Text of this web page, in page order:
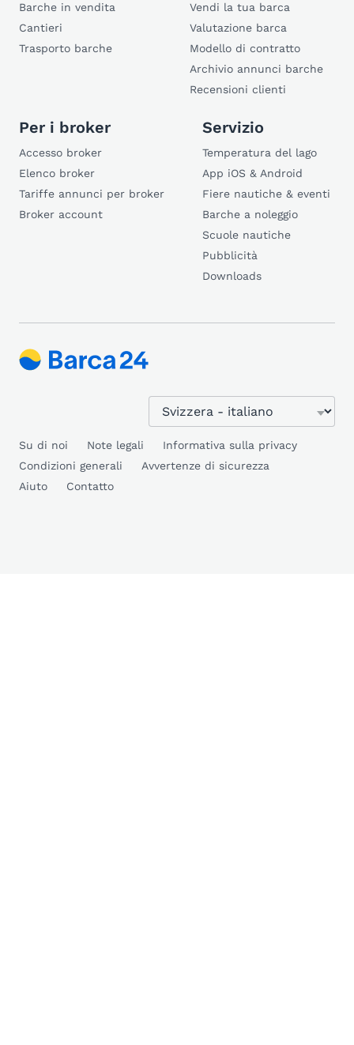
Barche in vendita
Cantieri
Trasporto barche
Vendi la tua barca
Valutazione barca
Modello di contratto
Archivio annunci barche
Recensioni clienti
Per i broker
Accesso broker
Elenco broker
Tariffe annunci per broker
Broker account
Servizio
Temperatura del lago
App iOS & Android
Fiere nautiche & eventi
Barche a noleggio
Scuole nautiche
Pubblicità
Downloads
Su di noi Note legali
Informativa sulla privacy
Condizioni generali
Avvertenze di sicurezza
Aiuto
Contatto